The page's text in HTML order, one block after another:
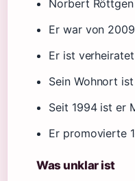
Norbert
Er war von
Er ist
Sein Wohnort
Seit 1994 ist er
Er promovierte
Was unklar ist